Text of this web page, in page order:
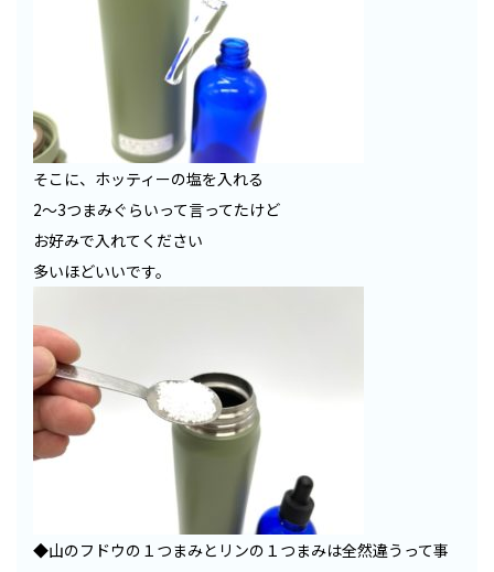
そこに、ホッティーの塩を入れる
2〜3つまみぐらいって言ってたけど
お好みで入れてください
多いほどいいです。
◆山のフドウの１つまみとリンの１つまみは全然違うって事